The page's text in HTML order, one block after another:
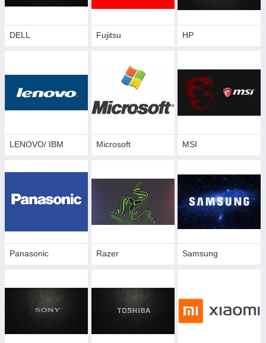
DELL Fujitsu HP
LENOVO/ IBM Microsoft MSI
Panasonic Razer Samsung